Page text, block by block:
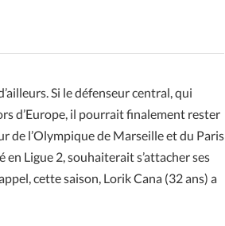
Si le défenseur central, qui
d’Europe, il pourrait finalement rester
de l’Olympique de Marseille et du Paris
Ligue 2, souhaiterait s’attacher ses
cette saison, Lorik Cana (32 ans) a